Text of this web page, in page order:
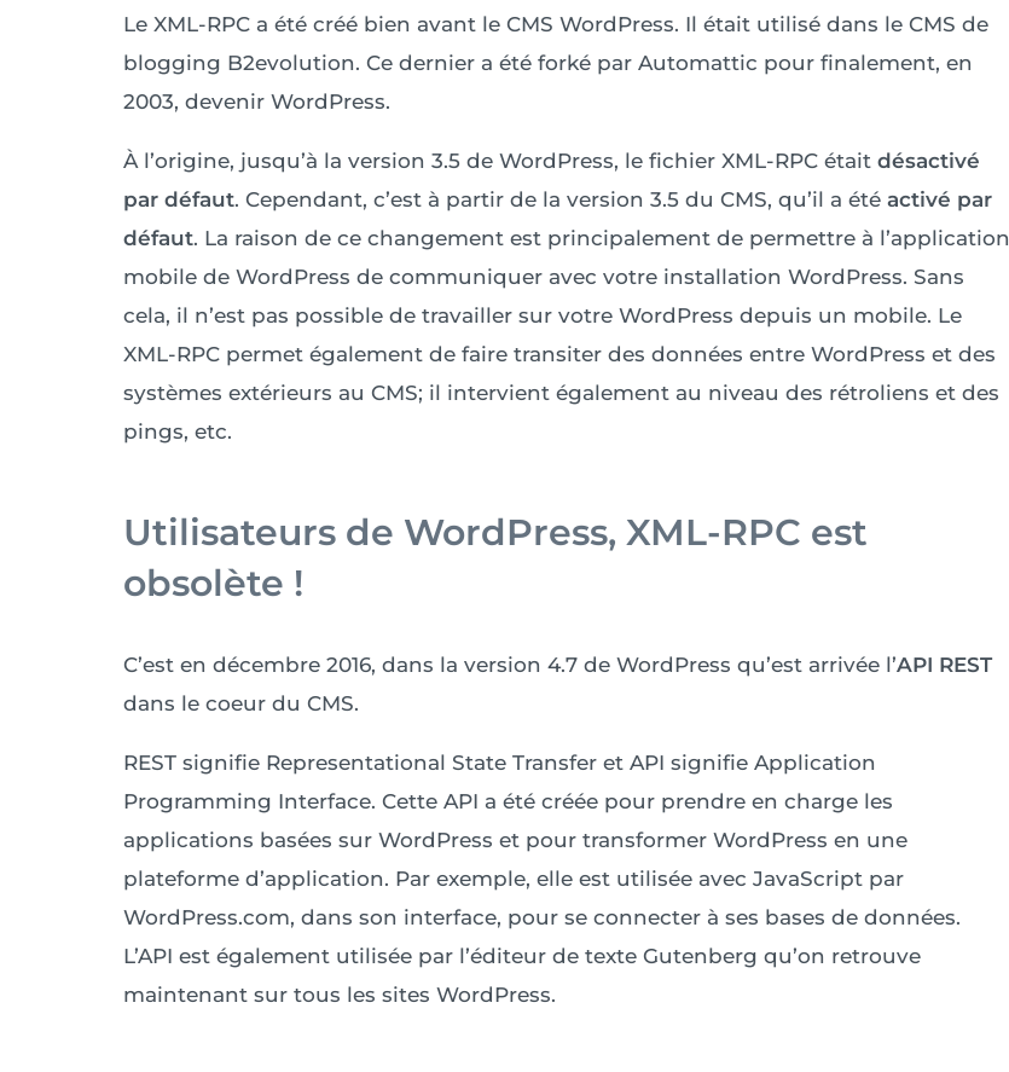
Le XML-RPC a été créé bien avant le CMS WordPress. Il était utilisé dans le CMS de
blogging B2evolution. Ce dernier a été forké par Automattic pour finalement, en
2003, devenir WordPress.
À l’origine, jusqu’à la version 3.5 de WordPress, le fichier XML-RPC était désactivé
par défaut. Cependant, c’est à partir de la version 3.5 du CMS, qu’il a été activé par
défaut. La raison de ce changement est principalement de permettre à l’application
mobile de WordPress de communiquer avec votre installation WordPress. Sans
cela, il n’est pas possible de travailler sur votre WordPress depuis un mobile. Le
XML-RPC permet également de faire transiter des données entre WordPress et des
systèmes extérieurs au CMS; il intervient également au niveau des rétroliens et des
pings, etc.
Utilisateurs de WordPress, XML-RPC est
obsolète !
C’est en décembre 2016, dans la version 4.7 de WordPress qu’est arrivée l’API REST
dans le coeur du CMS.
REST signifie Representational State Transfer et API signifie Application
Programming Interface. Cette API a été créée pour prendre en charge les
applications basées sur WordPress et pour transformer WordPress en une
plateforme d’application. Par exemple, elle est utilisée avec JavaScript par
WordPress.com, dans son interface, pour se connecter à ses bases de données.
L’API est également utilisée par l’éditeur de texte Gutenberg qu’on retrouve
maintenant sur tous les sites WordPress.